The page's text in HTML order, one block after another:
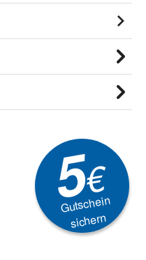
5€
Gutschein
sichern